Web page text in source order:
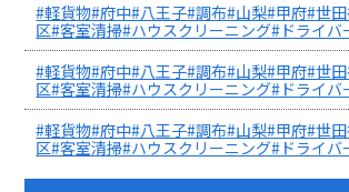
#軽貨物#府中#八王子#調布#山梨#甲府#世
区#客室清掃#ハウスクリーニング#ドライバ
#軽貨物#府中#八王子#調布#山梨#甲府#世
区#客室清掃#ハウスクリーニング#ドライバ
#軽貨物#府中#八王子#調布#山梨#甲府#世
区#客室清掃#ハウスクリーニング#ドライバ